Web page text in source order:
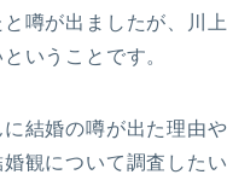
噂が出ましたが、川
いうことです。
に結婚の噂が出た理由
観について調査したい